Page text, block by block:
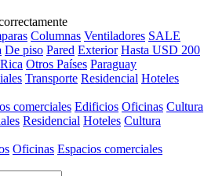
Columnas Ventiladores SALE
De piso Pared Exterior Hasta USD 200
Otros Países Paraguay
Transporte Residencial Hoteles
comerciales Edificios Oficinas Cultura
Residencial Hoteles Cultura
Oficinas Espacios comerciales